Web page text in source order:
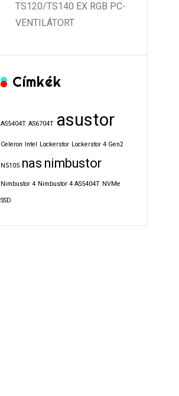
TS120/TS140 EX RGB PC-
VENTILÁTORT
Címkék
AS5404T AS6704T asustor
Celeron Intel Lockerstor Lockerstor 4 Gen2
N5105 nas nimbustor
Nimbustor 4 Nimbustor 4 AS5404T NVMe
SSD